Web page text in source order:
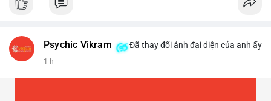
Psychic Vikram Đã thay đổi ảnh đại diện của anh ấy
1 h